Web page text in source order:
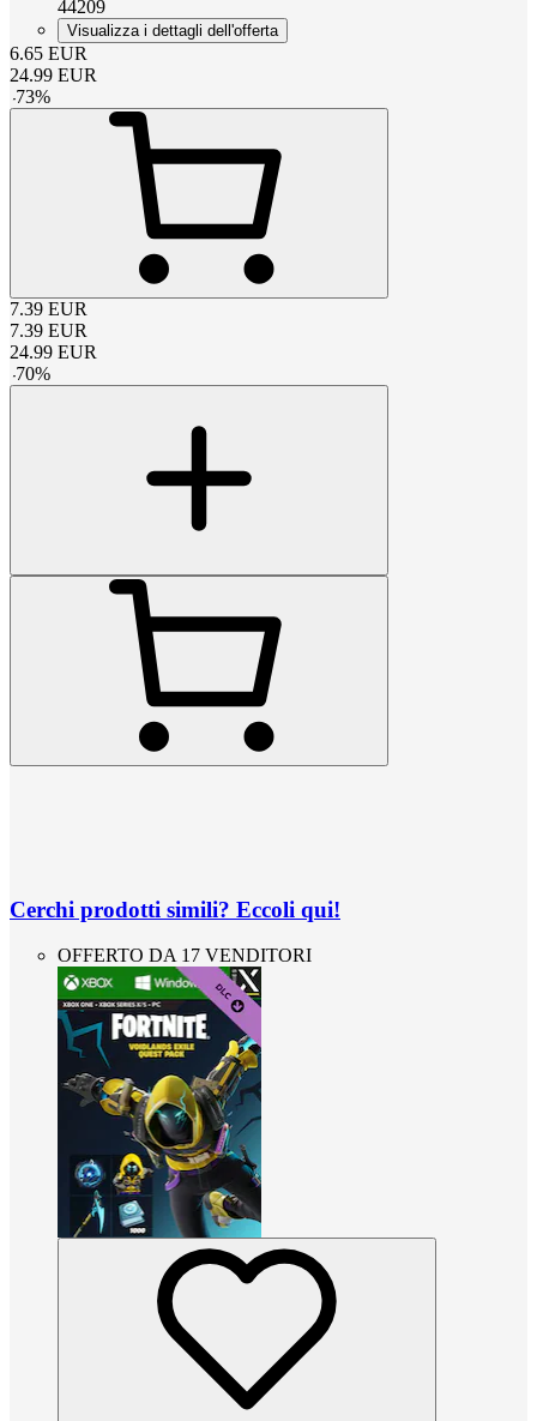
44209
Visualizza i dettagli dell'offerta
6.65 EUR
24.99 EUR
-73%
7.39 EUR
7.39 EUR
24.99 EUR
-70%
Cerchi prodotti simili? Eccoli qui!
OFFERTO DA 17 VENDITORI